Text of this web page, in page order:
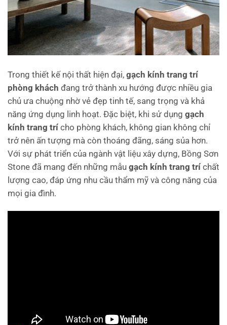
Trong thiết kế nội thất hiện đại, gạch kính trang trí
phòng khách đang trở thành xu hướng được nhiều gia
chủ ưa chuộng nhờ vẻ đẹp tinh tế, sang trọng và khả
năng ứng dụng linh hoạt. Đặc biệt, khi sử dụng gạch
kính trang trí cho phòng khách, không gian không chỉ
trở nên ấn tượng mà còn thoáng đãng, sáng sủa hơn.
Với sự phát triển của ngành vật liệu xây dựng, Bồng Sơn
Stone đã mang đến những mẫu gạch kính trang trí chất
lượng cao, đáp ứng nhu cầu thẩm mỹ và công năng của
mọi gia đình.